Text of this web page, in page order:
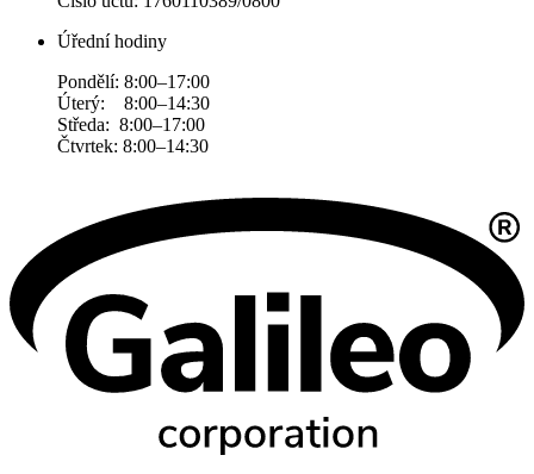
Úřední hodiny
Pondělí: 8:00–17:00
Úterý: 8:00–14:30
Středa: 8:00–17:00
Čtvrtek: 8:00–14:30